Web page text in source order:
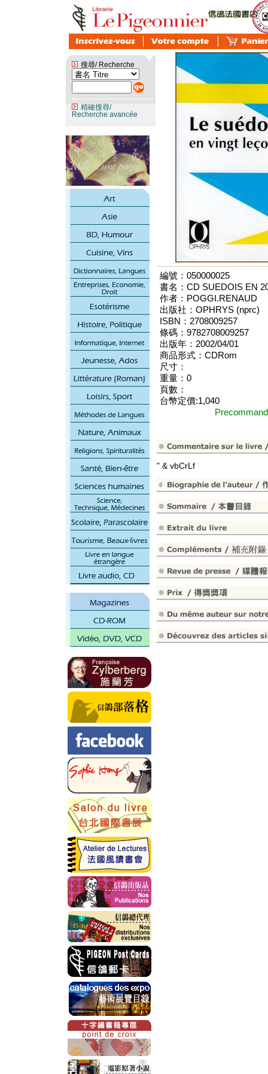
搜尋/ Recherche
精確搜尋/
Recherche avancée
編號：050000025
書名：CD SUEDOIS EN
作者：POGGI.RENAUD
出版社：OPHRYS (nprc)
ISBN：2708009257
條碼：9782708009257
出版年：2002/04/01
商品形式：CDRom
尺寸：
重量：0
頁數：
台幣定價:1,040
" & vbCrLf